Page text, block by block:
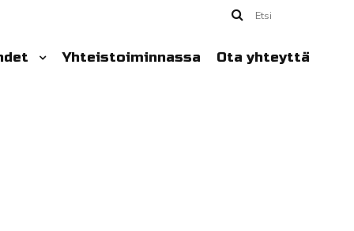
Etsi
Yhteistoiminnassa Ota yhteyttä